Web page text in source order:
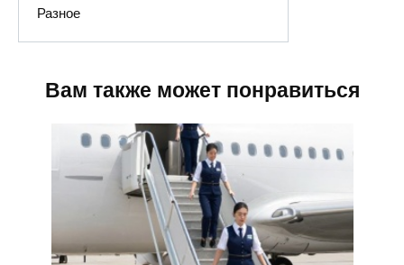
Разное
Вам также может понравиться